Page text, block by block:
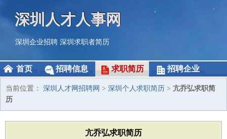
深圳人才人事网
深圳企业招聘 深圳求职者简历
首页 招聘信息 求职简历 招聘企业
当前位置： 深圳人才网招聘网 > 深圳个人求职简历 > 亢乔弘求职简
历
亢乔弘求职简历